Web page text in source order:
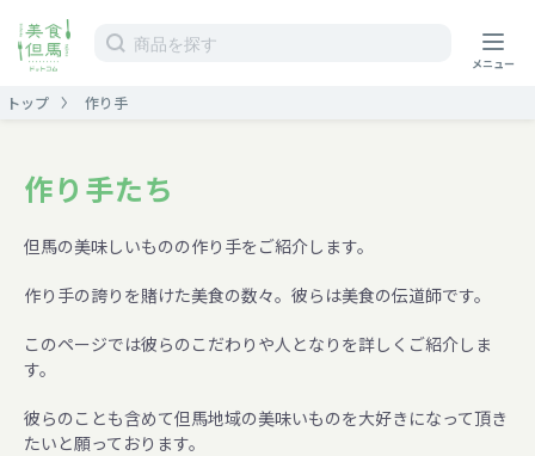
ストア
作り手
ガイド
トップ 作り手
作り手たち
但馬の美味しいものの作り手をご紹介します。
作り手の誇りを賭けた美食の数々。彼らは美食の伝道師です。
このページでは彼らのこだわりや人となりを詳しくご紹介しま
す。
彼らのことも含めて但馬地域の美味いものを大好きになって頂き
たいと願っております。